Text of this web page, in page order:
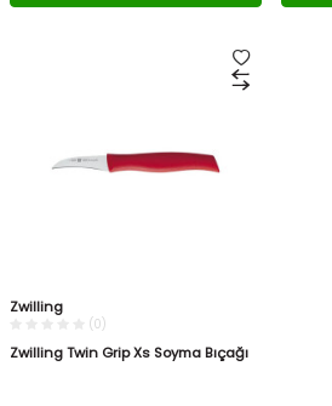
Zwilling
(0)
Zwilling Twin Grip Xs Soyma Bıçağı